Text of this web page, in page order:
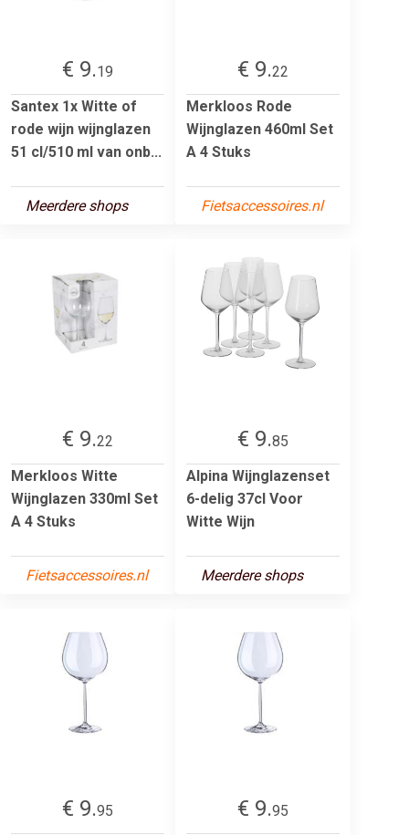
€ 9.19
Santex 1x Witte of
rode wijn wijnglazen
51 cl/510 ml van onb...
Meerdere shops
€ 9.22
Merkloos Rode
Wijnglazen 460ml Set
A 4 Stuks
Fietsaccessoires.nl
€ 9.22
Merkloos Witte
Wijnglazen 330ml Set
A 4 Stuks
Fietsaccessoires.nl
€ 9.85
Alpina Wijnglazenset
6-delig 37cl Voor
Witte Wijn
Meerdere shops
€ 9.95
€ 9.95